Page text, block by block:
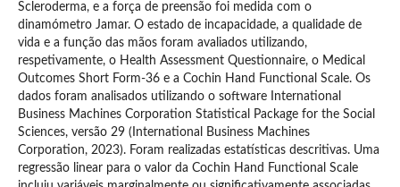
Scleroderma, e a força de preensão foi medida com o
dinamómetro Jamar. O estado de incapacidade, a qualidade de
vida e a função das mãos foram avaliados utilizando,
respetivamente, o Health Assessment Questionnaire, o Medical
Outcomes Short Form-36 e a Cochin Hand Functional Scale. Os
dados foram analisados utilizando o software International
Business Machines Corporation Statistical Package for the Social
Sciences, versão 29 (International Business Machines
Corporation, 2023). Foram realizadas estatísticas descritivas. Uma
regressão linear para o valor da Cochin Hand Functional Scale